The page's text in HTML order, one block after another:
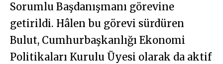
Sorumlu Başdanışmanı görevine
getirildi. Hâlen bu görevi sürdüren
Bulut, Cumhurbaşkanlığı Ekonomi
Politikaları Kurulu Üyesi olarak da aktif